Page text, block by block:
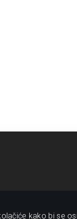
kako bi se